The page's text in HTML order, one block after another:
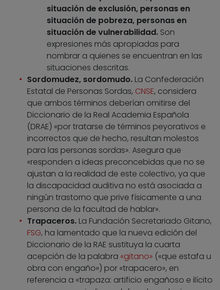
situación de exclusión, personas en
situación de pobreza, personas en
situación de vulnerabilidad. Son
expresiones más apropiadas para
nombrar a quienes se encuentran en las
situaciones descritas.
Sordomudez, sordomudo. La Confederación
Estatal de Personas Sordas, CNSE, considera
que ambos términos deberían omitirse del
Diccionario de la Real Academia Española
(DRAE) «por tratarse de términos peyorativos e
incorrectos que de hecho, resultan molestos
para las personas sordas». Asegura que
«responden a ideas preconcebidas que no se
ajustan a la realidad de este colectivo, ya que
la discapacidad auditiva no está asociada a
ningún trastorno que prive físicamente a una
persona de la facultad de hablar».
Trapaceros. La Fundación Secretariado Gitano,
FSG, ha lamentado que la nueva edición del
Diccionario de la RAE sustituya la cuarta
acepción de la palabra «gitano» («que estafa u
obra con engaño») por «trapacero», en
referencia a «trapaza: artificio engañoso e ilícito